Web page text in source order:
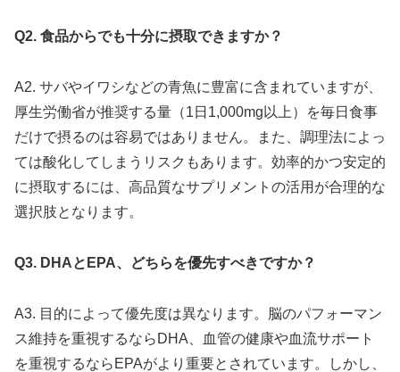
Q2. 食品からでも十分に摂取できますか？
A2. サバやイワシなどの青魚に豊富に含まれていますが、
厚生労働省が推奨する量（1日1,000mg以上）を毎日食事
だけで摂るのは容易ではありません。また、調理法によっ
ては酸化してしまうリスクもあります。効率的かつ安定的
に摂取するには、高品質なサプリメントの活用が合理的な
選択肢となります。
Q3. DHAとEPA、どちらを優先すべきですか？
A3. 目的によって優先度は異なります。脳のパフォーマン
ス維持を重視するならDHA、血管の健康や血流サポート
を重視するならEPAがより重要とされています。しかし、